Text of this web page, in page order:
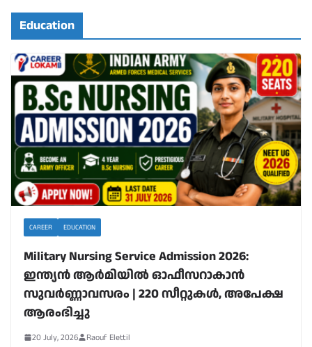
Education
CAREER EDUCATION
Military Nursing Service Admission 2026:
ഇന്ത്യൻ ആർമിയിൽ ഓഫീസറാകാൻ
സുവർണ്ണാവസരം | 220 സീറ്റുകൾ, അപേക്ഷ
ആരംഭിച്ചു
20 July, 2026 Raouf Elettil